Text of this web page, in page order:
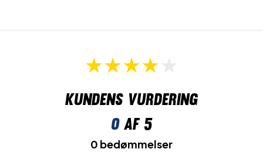
Kundens vurdering
0af 5
0 bedømmelser